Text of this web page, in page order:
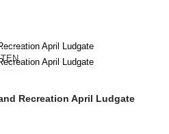
Recreation April Ludgate